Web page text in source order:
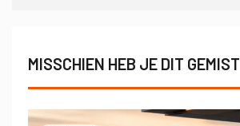
MISSCHIEN HEB JE DIT GEMIST